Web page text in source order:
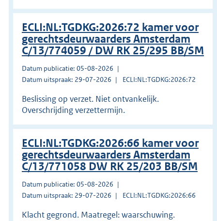
ECLI:NL:TGDKG:2026:72 kamer voor
gerechtsdeurwaarders Amsterdam
C/13/774059 / DW RK 25/295 BB/SM
Datum publicatie: 05-08-2026
Datum uitspraak: 29-07-2026
ECLI:NL:TGDKG:2026:72
Beslissing op verzet. Niet ontvankelijk.
Overschrijding verzettermijn.
ECLI:NL:TGDKG:2026:66 kamer voor
gerechtsdeurwaarders Amsterdam
C/13/771058 DW RK 25/203 BB/SM
Datum publicatie: 05-08-2026
Datum uitspraak: 29-07-2026
ECLI:NL:TGDKG:2026:66
Klacht gegrond. Maatregel: waarschuwing.